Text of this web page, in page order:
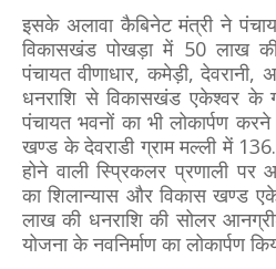
इसके अलावा कैबिनेट मंत्री ने
विकासखंड पोखड़ा में 50 लाख की
पंचायत वीणाधार, कमेड़ी,
धनराशि से विकासखंड एकेश्वर के
पंचायत भवनों का भी लोकार्पण
खण्ड के देवराडी ग्राम मल्ली में
होने वाली स्प्रिकलर प्रणाली पर
का शिलान्यास और विकास खण्ड
लाख की धनराशि की सोलर
योजना के नवनिर्माण का लोकार्पण